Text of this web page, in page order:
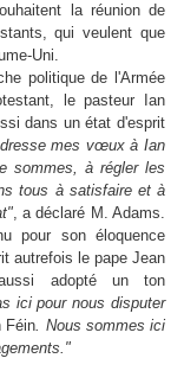
la réunion de
qui veulent que
Uni.
politique de l'Armée
le pasteur Ian
dans un état d'esprit
mes vœux à Ian
sommes, à régler les
tous à satisfaire et à
, a déclaré M. Adams.
pour son éloquence
autrefois le pape Jean
adopté un ton
ici pour nous disputer
Féin. Nous sommes ici